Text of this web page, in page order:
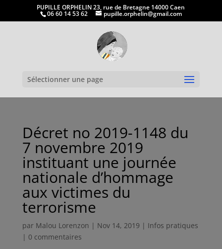
PUPILLE ORPHELIN 23, rue de Bretagne 14000 Caen
06 60 14 53 62 pupille.orphelin@gmail.com
Sélectionner une page
Décret no 2019-1148 du
7 novembre 2019
instituant une journée
nationale d’hommage
aux victimes du
terrorisme
par Malou Lorenzon | Nov 14, 2019 | Infos pratiques
| 0 commentaires